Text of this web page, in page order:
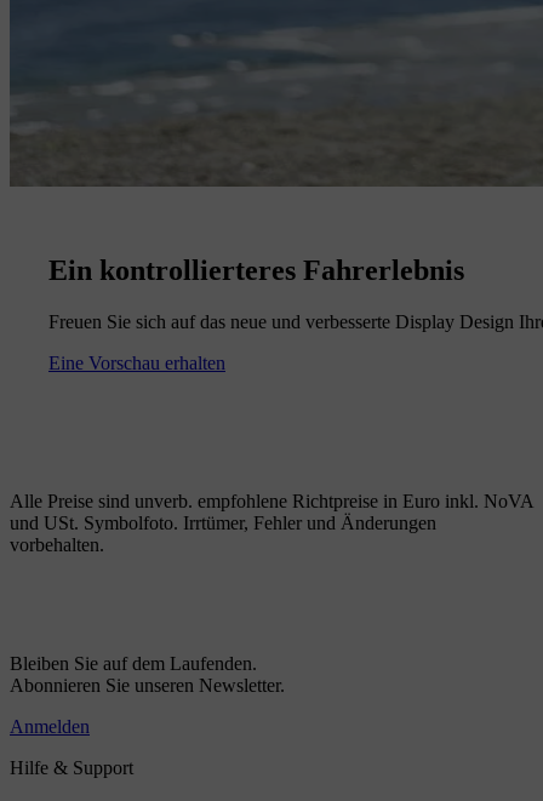
Ein kontrollierteres Fahrerlebnis
Freuen Sie sich auf das neue und verbesserte Display Design
Eine Vorschau erhalten
Alle Preise sind unverb. empfohlene Richtpreise in Euro inkl. NoVA
und USt. Symbolfoto. Irrtümer, Fehler und Änderungen
vorbehalten.